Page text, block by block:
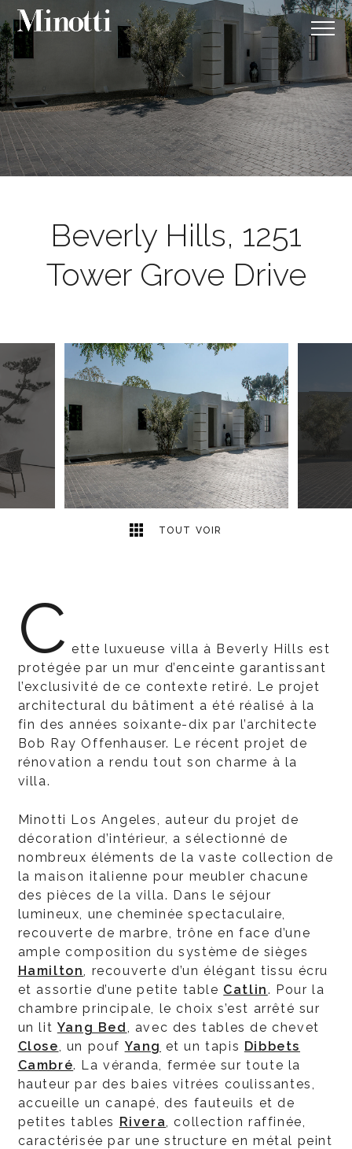
Beverly Hills, 1251
Tower Grove Drive
TOUT VOIR
8 2
C ette luxueuse villa à Beverly Hills est
protégée par un mur d’enceinte garantissant
l’exclusivité de ce contexte retiré. Le projet
architectural du bâtiment a été réalisé à la
fin des années soixante-dix par l’architecte
Bob Ray Offenhauser. Le récent projet de
rénovation a rendu tout son charme à la
villa.
Minotti Los Angeles, auteur du projet de
décoration d’intérieur, a sélectionné de
nombreux éléments de la vaste collection de
la maison italienne pour meubler chacune
des pièces de la villa. Dans le séjour
lumineux, une cheminée spectaculaire,
recouverte de marbre, trône en face d’une
ample composition du système de sièges
Hamilton, recouverte d’un élégant tissu écru
et assortie d’une petite table Catlin. Pour la
chambre principale, le choix s’est arrêté sur
un lit Yang Bed, avec des tables de chevet
Close, un pouf Yang et un tapis Dibbets
Cambré. La véranda, fermée sur toute la
hauteur par des baies vitrées coulissantes,
accueille un canapé, des fauteuils et de
petites tables Rivera, collection raffinée,
caractérisée par une structure en métal peint